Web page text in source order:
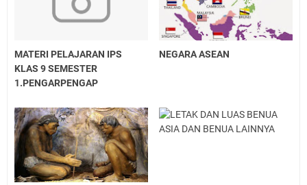
MATERI PELAJARAN IPS
KLAS 9 SEMESTER
1.PENGARPENGAP
NEGARA ASEAN